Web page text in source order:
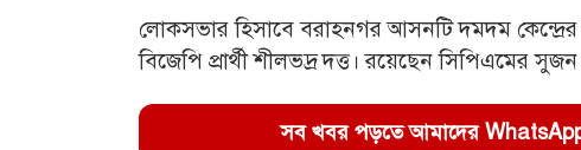
লোকসভার হিসাবে বরাহনগর আসনটি দমদম কেন্দ্রের
বিজেপি প্রার্থী শীলভদ্র দত্ত। রয়েছেন সিপিএমের সুজন
সব খবর পড়তে আমাদের